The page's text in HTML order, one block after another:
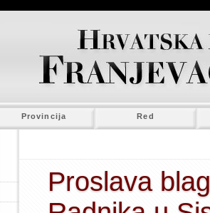
Provincija Red
Proslava